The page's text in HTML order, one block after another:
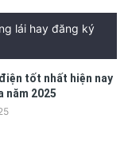
lái hay đăng ký
tốt nhất hiện nay
năm 2025